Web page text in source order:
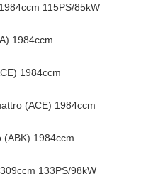
115PS/85kW
1984ccm
1984ccm
(ACE) 1984ccm
(ABK) 1984ccm
133PS/98kW